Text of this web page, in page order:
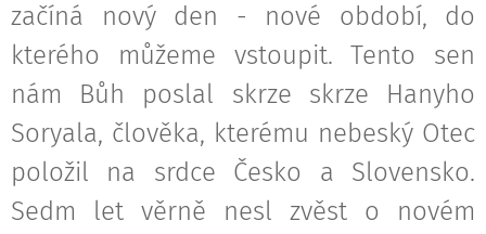
začíná nový den - nové období, do
kterého můžeme vstoupit. Tento sen
nám Bůh poslal skrze skrze Hanyho
Soryala, člověka, kterému nebeský Otec
položil na srdce Česko a Slovensko.
Sedm let věrně nesl zvěst o novém